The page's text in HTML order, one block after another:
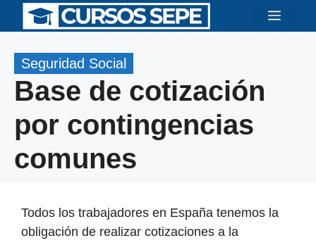
Saltar
Menú
Seguridad Social
Base de cotización
por contingencias
comunes
Todos los trabajadores en España tenemos la
obligación de realizar cotizaciones a la